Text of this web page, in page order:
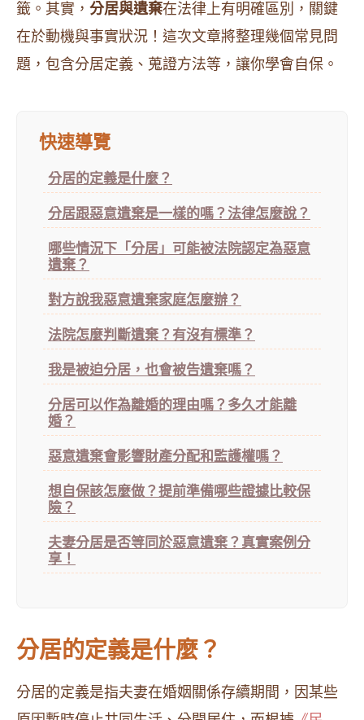
籤。其實， 分居與遺棄在法律上有明確區別，關鍵
在於動機與事實狀況！這次文章將整理幾個常見問
題，包含分居定義、蒐證方法等，讓你學會自保。
快速導覽
分居的定義是什麼？
分居跟惡意遺棄是一樣的嗎？法律怎麼說？
哪些情況下「分居」可能被法院認定為惡意
遺棄？
對方說我惡意遺棄家庭怎麼辦？
法院怎麼判斷遺棄？有沒有標準？
我是被迫分居，也會被告遺棄嗎？
分居可以作為離婚的理由嗎？多久才能離
婚？
惡意遺棄會影響財產分配和監護權嗎？
想自保該怎麼做？提前準備哪些證據比較保
險？
夫妻分居是否等同於惡意遺棄？真實案例分
享！
分居的定義是什麼？
分居的定義是指夫妻在婚姻關係存續期間，因某些